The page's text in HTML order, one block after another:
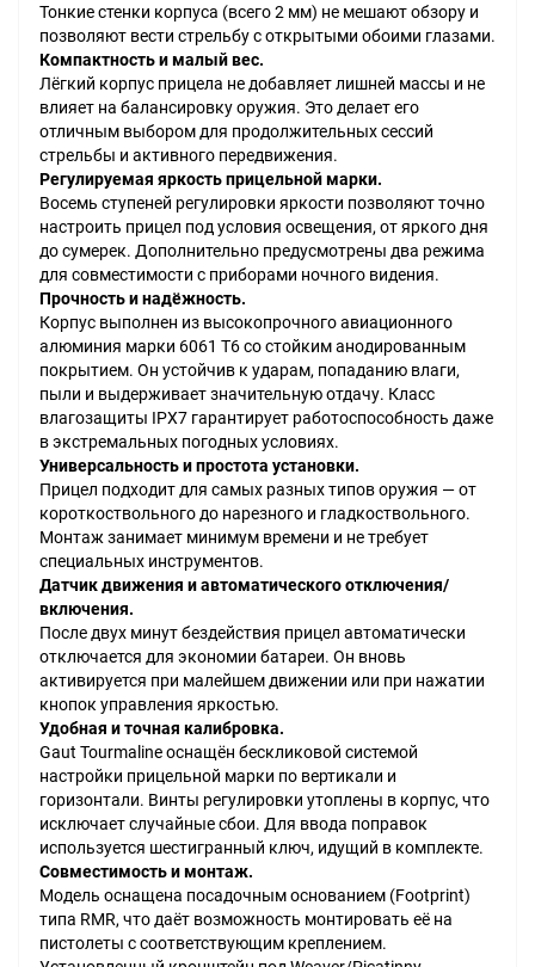
Тонкие стенки корпуса (всего 2 мм) не мешают обзору и
позволяют вести стрельбу с открытыми обоими глазами.
Компактность и малый вес.
Лёгкий корпус прицела не добавляет лишней массы и не
влияет на балансировку оружия. Это делает его
отличным выбором для продолжительных сессий
стрельбы и активного передвижения.
Регулируемая яркость прицельной марки.
Восемь ступеней регулировки яркости позволяют точно
настроить прицел под условия освещения, от яркого дня
до сумерек. Дополнительно предусмотрены два режима
для совместимости с приборами ночного видения.
Прочность и надёжность.
Корпус выполнен из высокопрочного авиационного
алюминия марки 6061 T6 со стойким анодированным
покрытием. Он устойчив к ударам, попаданию влаги,
пыли и выдерживает значительную отдачу. Класс
влагозащиты IPX7 гарантирует работоспособность даже
в экстремальных погодных условиях.
Универсальность и простота установки.
Прицел подходит для самых разных типов оружия — от
короткоствольного до нарезного и гладкоствольного.
Монтаж занимает минимум времени и не требует
специальных инструментов.
Датчик движения и автоматического отключения/
включения.
После двух минут бездействия прицел автоматически
отключается для экономии батареи. Он вновь
активируется при малейшем движении или при нажатии
кнопок управления яркостью.
Удобная и точная калибровка.
Gaut Tourmaline оснащён бескликовой системой
настройки прицельной марки по вертикали и
горизонтали. Винты регулировки утоплены в корпус, что
исключает случайные сбои. Для ввода поправок
используется шестигранный ключ, идущий в комплекте.
Совместимость и монтаж.
Модель оснащена посадочным основанием (Footprint)
типа RMR, что даёт возможность монтировать её на
пистолеты с соответствующим креплением.